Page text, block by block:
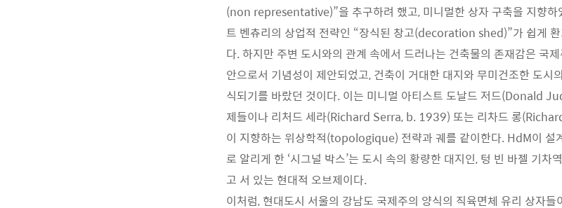
(non representative)”을 추구하려 했고, 미니멀한 상자 구축을 지향하
트 벤츄리의 상업적 전략인 “장식된 창고(decoration shed)”가 쉽게
다. 하지만 주변 도시와의 관계 속에서 드러나는 건축물의 존재감은 국
안으로서 기념성이 제안되었고, 건축이 거대한 대지와 무미건조한 도시
식되기를 바랐던 것이다. 이는 미니멀 아티스트 도날드 저드(Donald
제들이나 리처드 세라(Richard Serra, b. 1939) 또는 리차드 롱
이 지향하는 위상학적(topologique) 전략과 궤를 같이한다. HdM이 설
로 알리게 한 ‘시그널 박스’는 도시 속의 황량한 대지인, 텅 빈 바젤 기차
고 서 있는 현대적 오브제이다.
이처럼, 현대도시 서울의 강남도 국제주의 양식의 직육면체 유리 상자